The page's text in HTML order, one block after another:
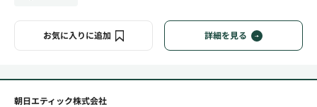
お気に入りに追加 詳細を見る
朝日エティック株式会社